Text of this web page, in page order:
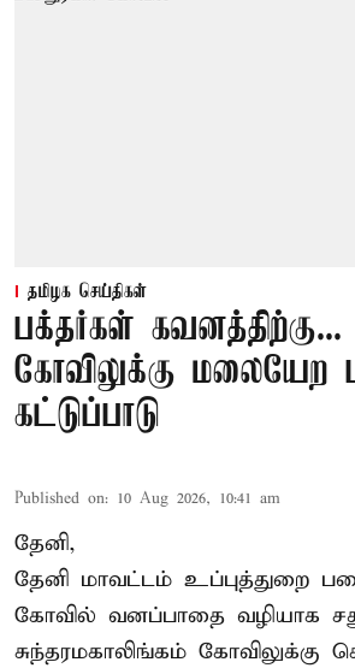
தமிழக செய்திகள்
பக்தர்கள் கவனத்திற்கு...
கோவிலுக்கு மலையேற
கட்டுப்பாடு
Published on: 10 Aug 2026, 10:41 am
தேனி,
தேனி மாவட்டம் உப்புத்துறை
கோவில் வனப்பாதை வழியாக
சுந்தரமகாலிங்கம் கோவிலுக்கு